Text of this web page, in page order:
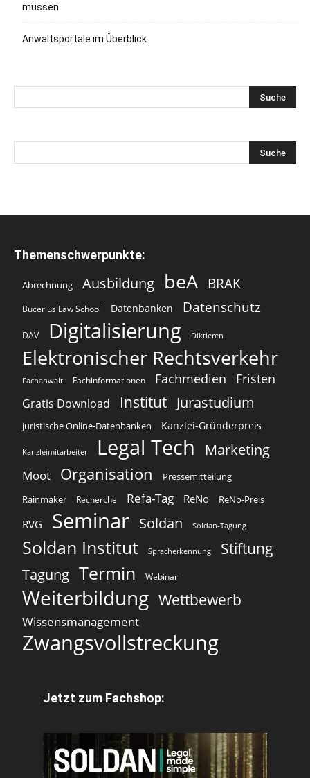
müssen
Anwaltsportale im Überblick
Themenschwerpunkte:
Abrechnung Ausbildung beA BRAK
Bucerius Law School Datenbanken Datenschutz
DAV Digitalisierung Diktieren
Elektronischer Rechtsverkehr
Fachanwalt Fachinformationen Fachmedien Fristen
Gratis Download Institut Jurastudium
juristische Online-Datenbanken Kanzlei-Gründerpreis
Kanzleimitarbeiter Legal Tech Marketing
Moot Organisation
Pressemitteilung
Rainmaker
Recherche Refa-Tag ReNo ReNo-Preis
RVG Seminar Soldan Soldan-Tagung
Soldan Institut Spracherkennung Stiftung
Tagung Termin Webinar
Weiterbildung Wettbewerb
Wissensmanagement
Zwangsvollstreckung
Jetzt zum Fachshop: